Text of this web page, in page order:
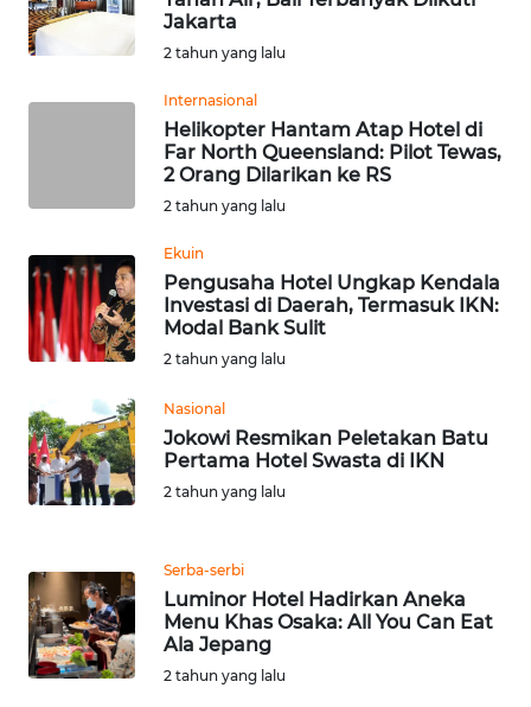
Jakarta
2 tahun yang lalu
Internasional
Helikopter Hantam Atap Hotel di
Far North Queensland: Pilot Tewas,
2 Orang Dilarikan ke RS
2 tahun yang lalu
Ekuin
Pengusaha Hotel Ungkap Kendala
Investasi di Daerah, Termasuk IKN:
Modal Bank Sulit
2 tahun yang lalu
Nasional
Jokowi Resmikan Peletakan Batu
Pertama Hotel Swasta di IKN
2 tahun yang lalu
Serba-serbi
Luminor Hotel Hadirkan Aneka
Menu Khas Osaka: All You Can Eat
Ala Jepang
2 tahun yang lalu
WN
TOBA
WN
NIAS
WN
LANGKAT
WN
WN
TANJUNG
LESUNG